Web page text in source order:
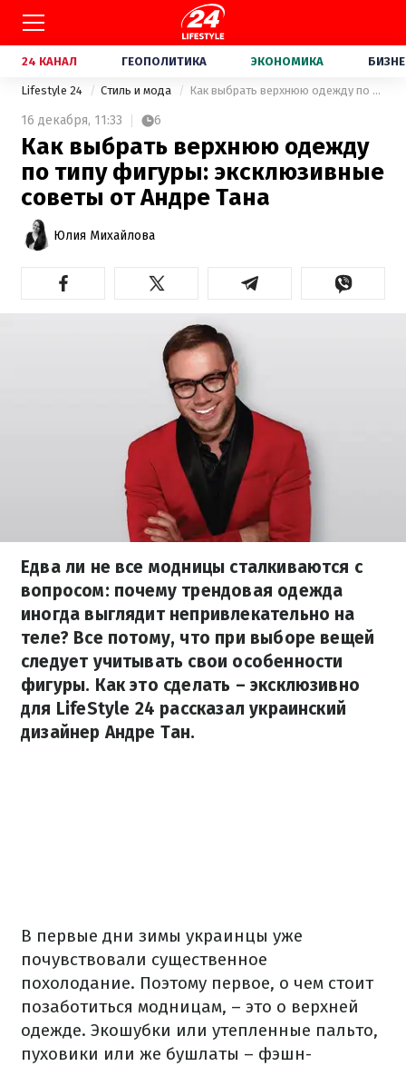
24 КАНАЛ ГЕОПОЛИТИКА ЭКОНОМИКА
Lifestyle 24 Стиль и мода Как выбрать верхнюю одежду по типу фигуры: эксклюзивные советы от Андре Тана
16 декабря, 11:33 6
Как выбрать верхнюю одежду
по типу фигуры: эксклюзивные
советы от Андре Тана
Юлия Михайлова
Едва ли не все модницы сталкиваются с
вопросом: почему трендовая одежда
иногда выглядит непривлекательно на
теле? Все потому, что при выборе вещей
следует учитывать свои особенности
фигуры. Как это сделать – эксклюзивно
для LifeStyle 24 рассказал украинский
дизайнер Андре Тан.
В первые дни зимы украинцы уже
почувствовали существенное
похолодание. Поэтому первое, о чем стоит
позаботиться модницам, – это о верхней
одежде. Экошубки или утепленные пальто,
пуховики или же бушлаты – фэшн-